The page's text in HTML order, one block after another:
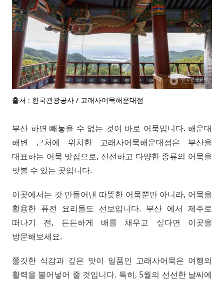
출처 : 한국관광공사 / 고래사어묵해운대점
부산 하면 빼놓을 수 없는 것이 바로 어묵입니다. 해운대
해변 근처에 위치한 고래사어묵해운대점은 부산을
대표하는 어묵 맛집으로, 신선하고 다양한 종류의 어묵을
맛볼 수 있는 곳입니다.
이곳에서는 갓 만들어낸 따뜻한 어묵뿐만 아니라, 어묵을
활용한 퓨전 요리들도 선보입니다. 부산 에서 제주로
떠나기 전, 든든하게 배를 채우고 싶다면 이곳을
방문해보세요.
쫄깃한 식감과 깊은 맛이 일품인 고래사어묵은 여행의
활력을 불어넣어 줄 것입니다. 특히, 5월의 선선한 날씨에